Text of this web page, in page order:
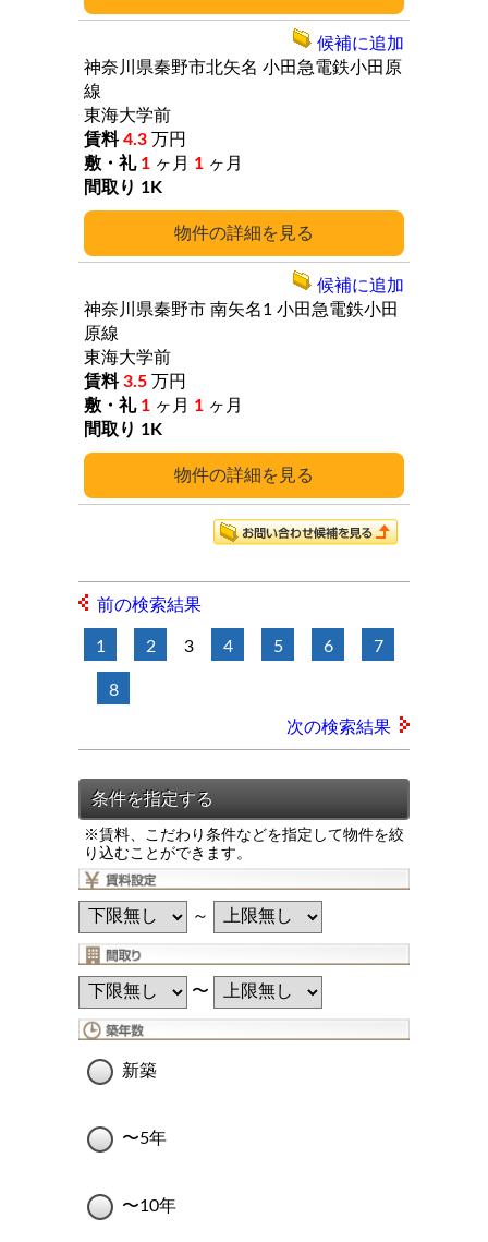
詳細
神奈川県秦野市北矢名 小田急電鉄小田原
線
東海大学前
4.3 万円
1 ヶ月 1 ヶ月
1K
候補に追加
詳細
神奈川県秦野市 南矢名1 小田急電鉄小田
原線
東海大学前
3.5 万円
1 ヶ月 1 ヶ月
1K
候補に追加
前の検索結果
1 2 3 4 5 6 7
8
次の検索結果
※賃料、こだわり条件などを指定して物件を絞
り込むことができます。
～
〜
新築
〜5年
〜10年